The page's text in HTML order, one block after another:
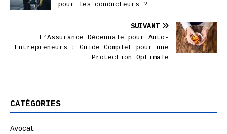
pour les conducteurs ?
SUIVANT
L’Assurance Décennale pour Auto-
Entrepreneurs : Guide Complet pour une
Protection Optimale
CATÉGORIES
Avocat